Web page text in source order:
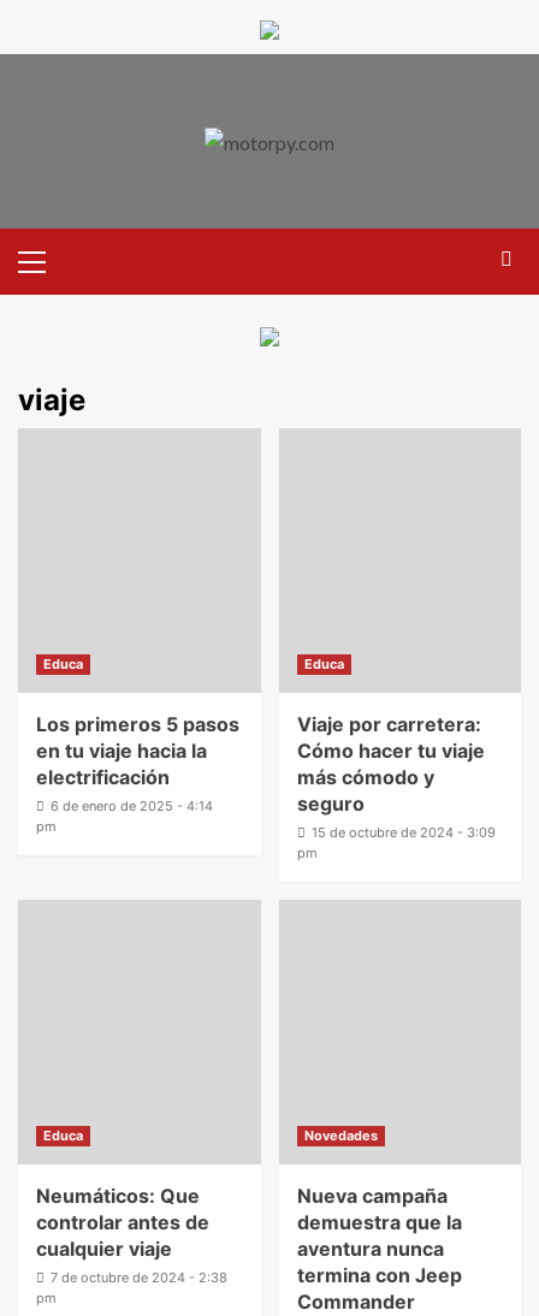
viaje
Educa
Los primeros 5 pasos
en tu viaje hacia la
electrificación
6 de enero de 2025 - 4:14
pm
Educa
Viaje por carretera:
Cómo hacer tu viaje
más cómodo y
seguro
15 de octubre de 2024 - 3:09
pm
Educa
Neumáticos: Que
controlar antes de
cualquier viaje
7 de octubre de 2024 - 2:38
pm
Novedades
Nueva campaña
demuestra que la
aventura nunca
termina con Jeep
Commander